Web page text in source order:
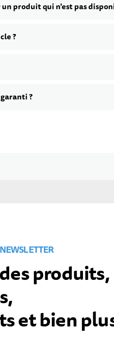
produit qui n'est pas
?
?
produits,
et bien